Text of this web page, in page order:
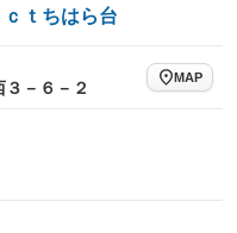
ｔちはら台
－６－２
MAP